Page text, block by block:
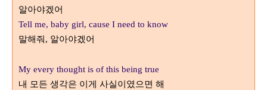
알아야겠어
Tell me, baby girl, cause I need to know
말해줘, 알아야겠어
My every thought is of this being true
내 모든 생각은 이게 사실이였으면 해